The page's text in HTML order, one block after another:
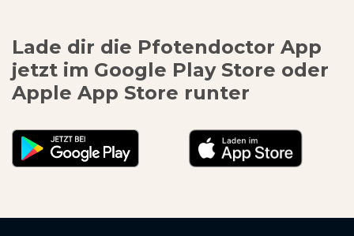
Lade dir die Pfotendoctor App
jetzt im Google Play Store oder
Apple App Store runter